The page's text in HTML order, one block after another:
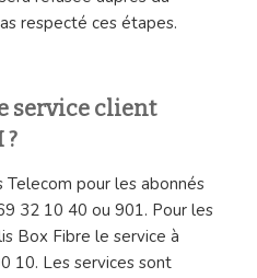
respecté ces étapes.
service client
?
Telecom pour les abonnés
32 10 40 ou 901. Pour les
Box Fibre le service à
10. Les services sont